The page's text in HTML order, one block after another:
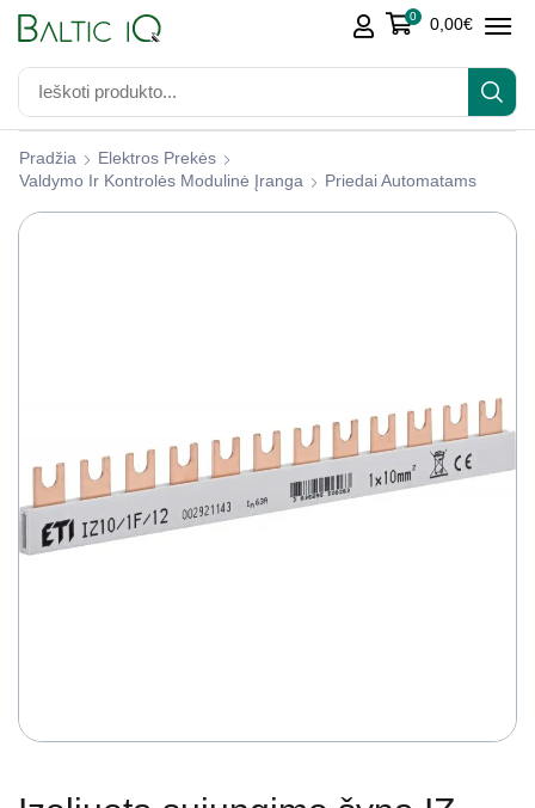
0 0,00€
Pradžia
Elektros Prekės
Valdymo Ir Kontrolės Modulinė Įranga
Priedai Automatams